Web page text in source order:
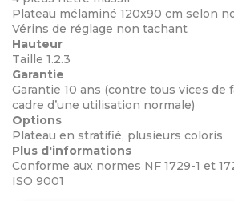
Plateau mélaminé 120x90 cm selon
Vérins de réglage non tachant
Hauteur
Taille 1.2.3
Garantie
Garantie 10 ans (contre tous vices de
cadre d’une utilisation normale)
Options
Plateau en stratifié, plusieurs coloris
Plus d'informations
Conforme aux normes NF 1729-1 et
ISO 9001